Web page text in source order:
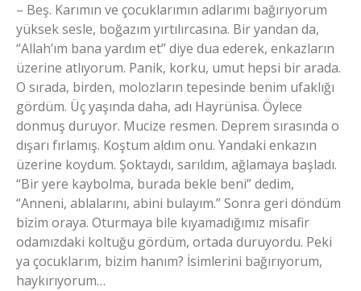
– Beş. Karımın ve çocuklarımın adlarımı bağırıyorum
yüksek sesle, boğazım yırtılırcasına. Bir yandan da,
“Allah’ım bana yardım et” diye dua ederek, enkazların
üzerine atlıyorum. Panik, korku, umut hepsi bir arada.
O sırada, birden, molozların tepesinde benim ufaklığı
gördüm. Üç yaşında daha, adı Hayrünisa. Öylece
donmuş duruyor. Mucize resmen. Deprem sırasında o
dışarı fırlamış. Koştum aldım onu. Yandaki enkazın
üzerine koydum. Şoktaydı, sarıldım, ağlamaya başladı.
“Bir yere kaybolma, burada bekle beni” dedim,
“Anneni, ablalarını, abini bulayım.” Sonra geri döndüm
bizim oraya. Oturmaya bile kıyamadığımız misafir
odamızdaki koltuğu gördüm, ortada duruyordu. Peki
ya çocuklarım, bizim hanım? İsimlerini bağırıyorum,
haykırıyorum…